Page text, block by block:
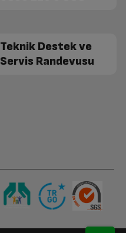
Teknik Destek ve
Servis Randevusu